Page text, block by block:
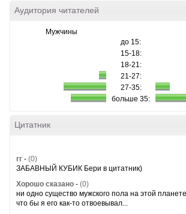
Аудитория читателей
Мужчины
до 15:
15-18:
18-21:
21-27:
27-35:
больше 35:
Цитатник
гг - (0)
ЗАБАВНЫЙ КУБИК Бери в цитатник)
Хорошо сказано - (0)
ни одно существо мужского пола на этой
что бы я его как-то отвоевывал...